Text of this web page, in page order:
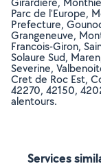
Parc de l'Europe,
Prefecture,
Grangeneuve,
Francois-Giron,
Solaure Sud,
Severine,
Cret de Roc Est,
42270, 42150,
alentours.
Services